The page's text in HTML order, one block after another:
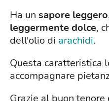
Ha un sapore leggero
leggermente dolce,
dell'olio di arachidi.
Questa caratteristica
accompagnare